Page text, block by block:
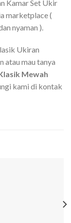
Kamar Set Ukir
marketplace (
nyaman ).
Ukiran
atau mau tanya
Mewah
kami di kontak